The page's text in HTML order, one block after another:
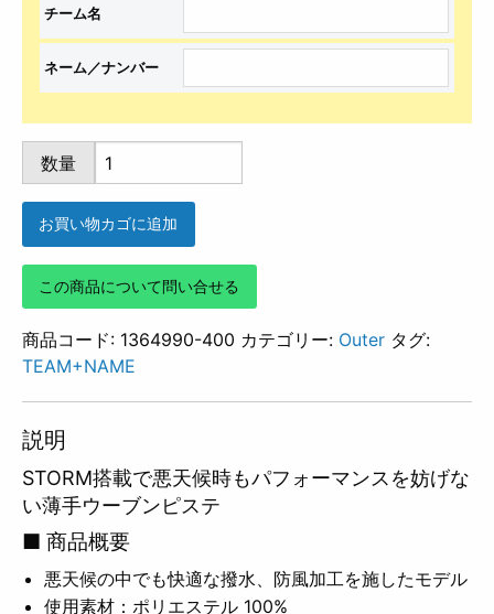
TEAM
PISTE
TOPS
(ROYAL)
数量
お買い物カゴに追加
この商品について問い合せる
商品コード: 1364990-400 カテゴリー: Outer タグ:
TEAM+NAME
説明
STORM搭載で悪天候時もパフォーマンスを妨げな
い薄手ウーブンピステ
■ 商品概要
悪天候の中でも快適な撥水、防風加工を施したモデル
使用素材：ポリエステル 100%